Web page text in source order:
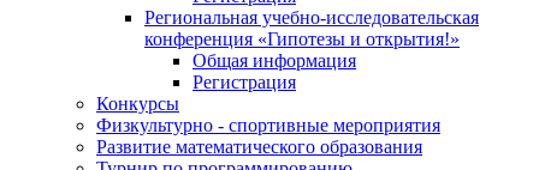
Региональная учебно-исследовательская
конференция «Гипотезы и открытия!»
Общая информация
Регистрация
Конкурсы
Физкультурно - спортивные мероприятия
Развитие математического образования